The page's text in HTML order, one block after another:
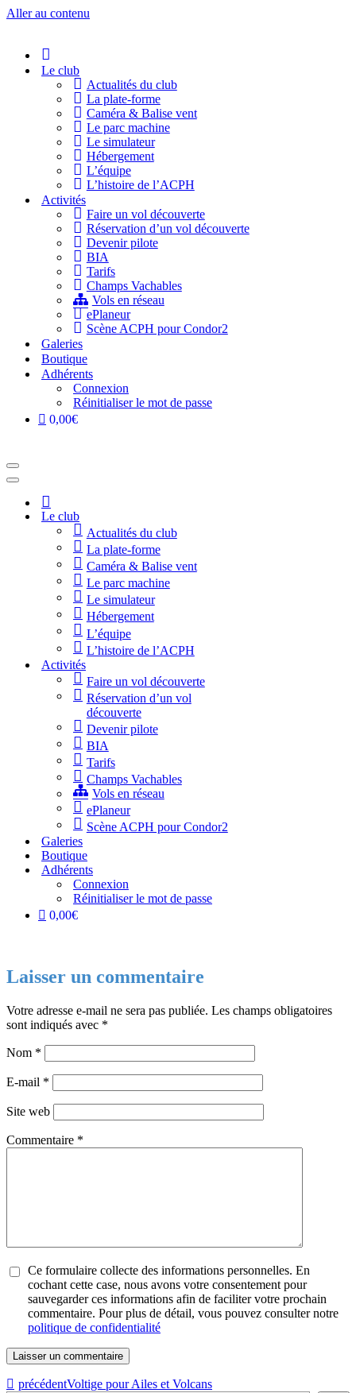
Aller au contenu
Le club
Actualités du club
La plate-forme
Caméra & Balise vent
Le parc machine
Le simulateur
Hébergement
L’équipe
L’histoire de l’ACPH
Activités
Faire un vol découverte
Réservation d’un vol découverte
Devenir pilote
BIA
Tarifs
Champs Vachables
Vols en réseau
ePlaneur
Scène ACPH pour Condor2
Galeries
Boutique
Adhérents
Connexion
Réinitialiser le mot de passe
0,00€
Menu
de
navigation
Menu
navigationAccueil
Le club
Actualités du club
La plate-forme
Caméra & Balise vent
Le parc machine
Le simulateur
Hébergement
L’équipe
L’histoire de l’ACPH
Activités
Faire un vol découverte
Réservation d’un vol
découverte
Devenir pilote
BIA
Tarifs
Champs Vachables
Vols en réseau
ePlaneur
Scène ACPH pour Condor2
Galeries
Boutique
Adhérents
Connexion
Réinitialiser le mot de passe
0,00€
Laisser un commentaire
Votre adresse e-mail ne sera pas publiée. Les champs obligatoires
sont indiqués avec *
Nom *
E-mail *
Site web
Commentaire *
Ce formulaire collecte des informations personnelles. En
cochant cette case, nous avons votre consentement pour
sauvegarder ces informations afin de faciliter votre prochain
commentaire. Pour plus de détail, vous pouvez consulter notre
politique de confidentialité
précédentVoltige pour Ailes et Volcans